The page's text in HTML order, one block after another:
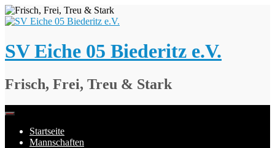
Springe
zum
SV Eiche 05 Biederitz e.V.
Frisch, Frei, Treu & Stark
Startseite
Mannschaften